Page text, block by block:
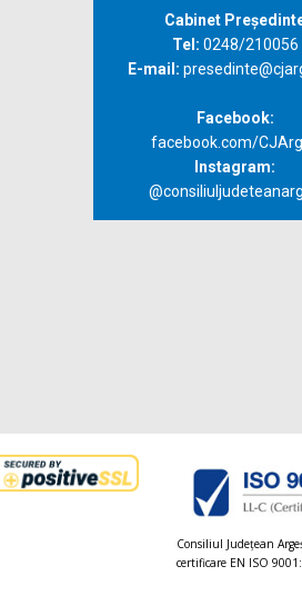
Cabinet
Tel: 0248/210056
E-mail:
Facebook:
facebook.com/
Instagram:
Consiliul Judeţean
certificare EN ISO